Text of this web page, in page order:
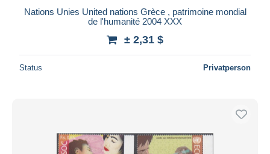
Nations Unies United nations Grèce , patrimoine mondial
de l'humanité 2004 XXX
± 2,31 $
Status Privatperson